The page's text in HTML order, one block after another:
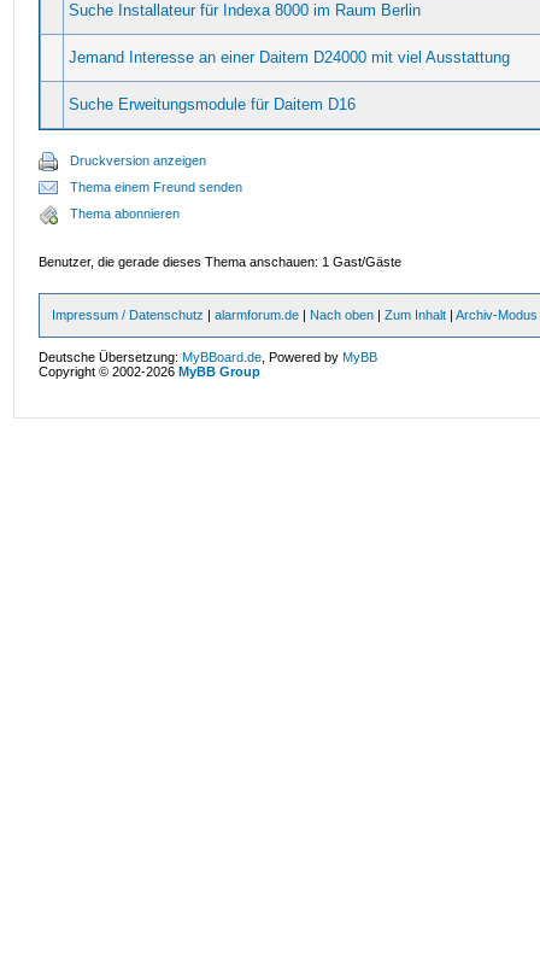
Suche Installateur für Indexa 8000 im Raum Berlin
Jemand Interesse an einer Daitem D24000 mit viel Ausstattung
Suche Erweitungsmodule für Daitem D16
Druckversion anzeigen
Thema einem Freund senden
Thema abonnieren
Benutzer, die gerade dieses Thema anschauen: 1 Gast/Gäste
Impressum / Datenschutz |alarmforum.de | Nach oben |Zum Inhalt |Archiv-Modus
Deutsche Übersetzung:MyBBoard.de , Powered byMyBB
Copyright © 2002-2026MyBB Group